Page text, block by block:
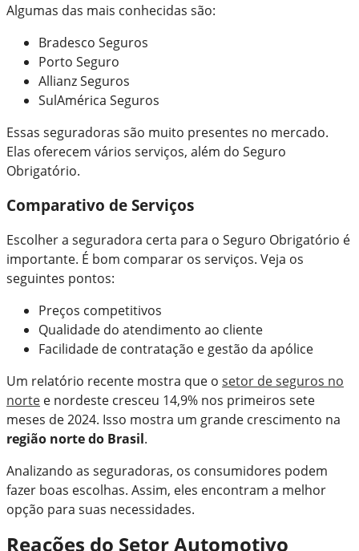
Algumas das mais conhecidas são:
Bradesco Seguros
Porto Seguro
Allianz Seguros
SulAmérica Seguros
Essas seguradoras são muito presentes no mercado.
Elas oferecem vários serviços, além do Seguro
Obrigatório.
Comparativo de Serviços
Escolher a seguradora certa para o Seguro Obrigatório é
importante. É bom comparar os serviços. Veja os
seguintes pontos:
Preços competitivos
Qualidade do atendimento ao cliente
Facilidade de contratação e gestão da apólice
Um relatório recente mostra que o setor de seguros no
norte e nordeste cresceu 14,9% nos primeiros sete
meses de 2024. Isso mostra um grande crescimento na
região norte do Brasil.
Analizando as seguradoras, os consumidores podem
fazer boas escolhas. Assim, eles encontram a melhor
opção para suas necessidades.
Reações do Setor Automotivo